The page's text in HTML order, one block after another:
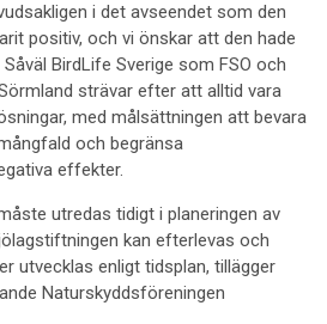
i det avseendet som den
positiv, och vi önskar att den hade
BirdLife Sverige som FSO och
strävar efter att alltid vara
med målsättningen att bevara
och begränsa
effekter.
utredas tidigt i planeringen av
kan efterlevas och
utvecklas enligt tidsplan, tillägger
Naturskyddsföreningen